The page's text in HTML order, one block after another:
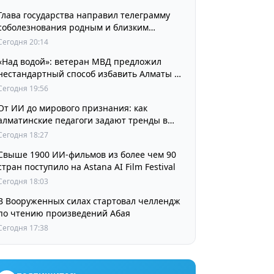
государства направил телеграмму
родным и близким
кинорежиссера Ардака
20:14
водой»: ветеран МВД предложил
способ избавить Алматы от
и смога
19:56
ИИ до мирового признания: как
педагоги задают тренды в
языков
18:27
1900 ИИ-фильмов из более чем 90
поступило на Astana AI Film Festival
18:03
Вооруженных силах стартовал челлендж
чтению произведений Абая
17:38